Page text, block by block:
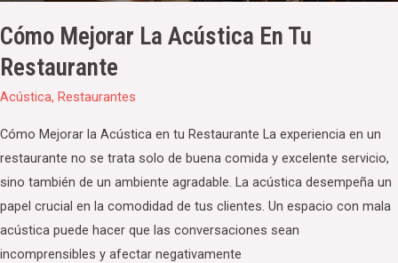
Cómo Mejorar La Acústica En Tu
Restaurante
Acústica, Restaurantes
Cómo Mejorar la Acústica en tu Restaurante La experiencia en un
restaurante no se trata solo de buena comida y excelente servicio,
sino también de un ambiente agradable. La acústica desempeña un
papel crucial en la comodidad de tus clientes. Un espacio con mala
acústica puede hacer que las conversaciones sean
incomprensibles y afectar negativamente